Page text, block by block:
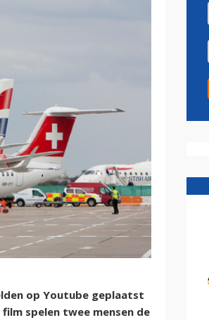
op Youtube geplaatst
spelen twee mensen de